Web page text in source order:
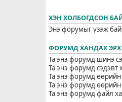
ХЭН ХОЛБОГДСОН
Энэ форумыг үзэж
ФОРУМД ХАНДАХ ЭРХ
Та энэ форумд шинэ
Та энэ форумд сэдэвт
Та энэ форумд өөрийн
Та энэ форумд өөрийн
Та энэ форумд файл